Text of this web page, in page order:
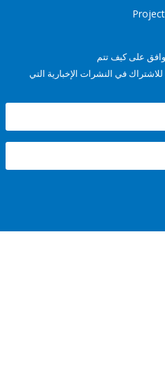
تتم
في النشرات الإخبارية التي